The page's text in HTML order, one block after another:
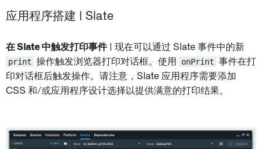
应用程序搭建 | Slate
在 Slate 中触发打印事件| 现在可以通过 Slate 事件中的新
print 操作触发浏览器打印对话框。使用 onPrint 事件在打
印对话框后触发操作。请注意，Slate 应用程序需要添加
CSS 和/或应用程序设计选择以提供满意的打印结果。